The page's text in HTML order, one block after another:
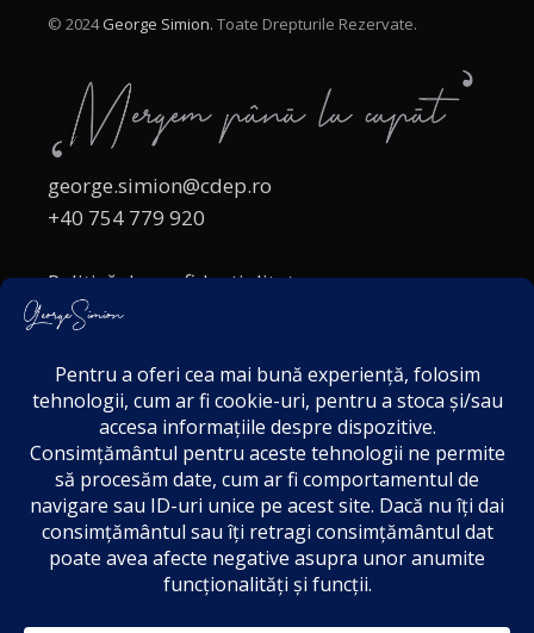
© 2024George Simion. Toate Drepturile Rezervate.
george.simion@cdep.ro
+40 754 779 920
Politică de confidențialitate
Politica cookies
Acordul de markting
Disclaimer